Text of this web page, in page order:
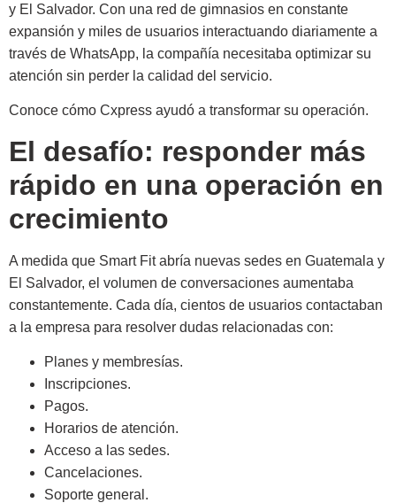
y El Salvador. Con una red de gimnasios en constante
expansión y miles de usuarios interactuando diariamente a
través de WhatsApp, la compañía necesitaba optimizar su
atención sin perder la calidad del servicio.
Conoce cómo Cxpress ayudó a transformar su operación.
El desafío: responder más
rápido en una operación en
crecimiento
A medida que Smart Fit abría nuevas sedes en Guatemala y
El Salvador, el volumen de conversaciones aumentaba
constantemente. Cada día, cientos de usuarios contactaban
a la empresa para resolver dudas relacionadas con:
Planes y membresías.
Inscripciones.
Pagos.
Horarios de atención.
Acceso a las sedes.
Cancelaciones.
Soporte general.